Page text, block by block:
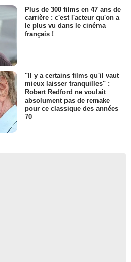
Plus de 300 films en 47 ans de
carrière : c'est l'acteur qu'on a
le plus vu dans le cinéma
français !
"Il y a certains films qu'il vaut
mieux laisser tranquilles" :
Robert Redford ne voulait
absolument pas de remake
pour ce classique des années
70